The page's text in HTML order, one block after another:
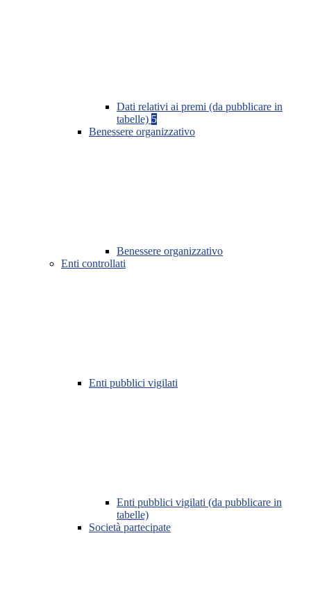
Dati relativi ai premi (da pubblicare in
tabelle) 5
Benessere organizzativo
Benessere organizzativo
Enti controllati
Enti pubblici vigilati
Enti pubblici vigilati (da pubblicare in
tabelle)
Società partecipate